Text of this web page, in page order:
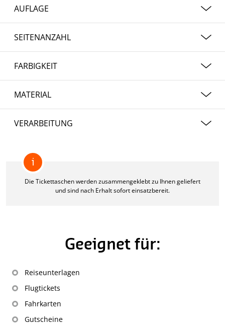
22 x 11 cm
AUFLAGE
ab 100 bis 5.000 Stück
SEITENANZAHL
1
FARBIGKEIT
MATERIAL
Chromosulfatkarton
VERARBEITUNG
i
Die Tickettaschen werden zusammengeklebt zu Ihnen geliefert
und sind nach Erhalt sofort einsatzbereit.
Geeignet für:
Reiseunterlagen
Flugtickets
Fahrkarten
Gutscheine